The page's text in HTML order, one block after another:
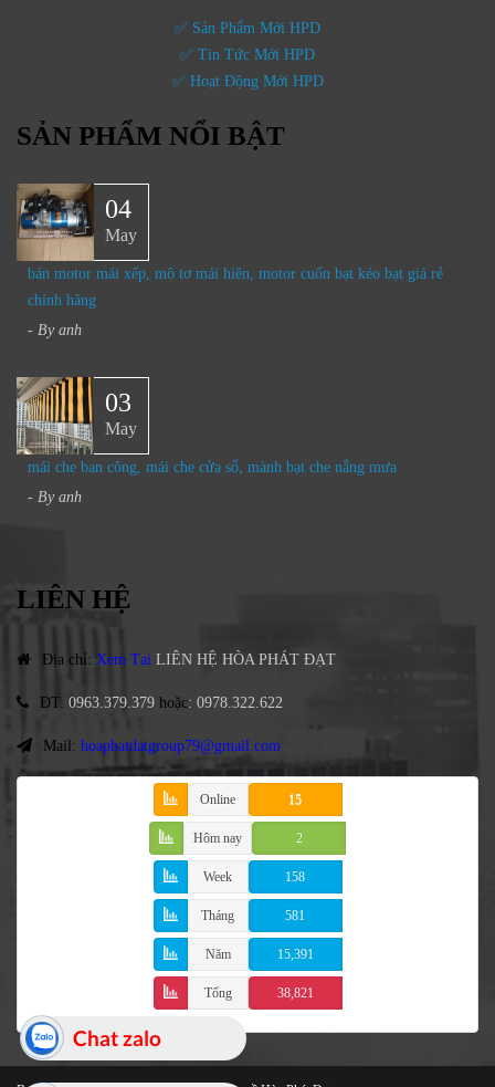
✅ Sản Phẩm Mới HPD
✅ Tin Tức Mới HPD
✅ Hoạt Động Mới HPD
SẢN PHẨM NỔI BẬT
04
May
bán motor mái xếp, mô tơ mái hiên, motor cuốn bạt kéo bạt giá rẻ
chính hãng
- By anh
03
May
mái che ban công, mái che cửa sổ, mành bạt che nắng mưa
- By anh
LIÊN HỆ
Địa chỉ: Xem Tại LIÊN HỆ HÒA PHÁT ĐẠT
ĐT: 0963.379.379 hoặc: 0978.322.622
Mail: hoaphatdatgroup79@gmail.com
Online 15
Hôm nay 2
Week 158
Tháng 581
Năm 15,391
Tổng 38,821
Chat zalo